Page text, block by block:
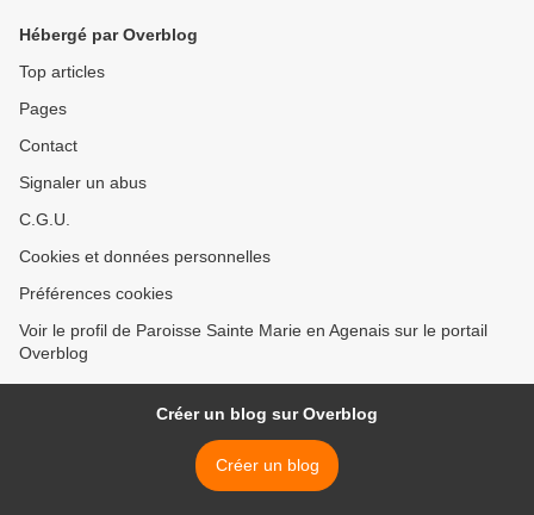
Hébergé par Overblog
Top articles
Pages
Contact
Signaler un abus
C.G.U.
Cookies et données personnelles
Préférences cookies
Voir le profil de Paroisse Sainte Marie en Agenais sur le portail
Overblog
Créer un blog sur Overblog
Créer un blog